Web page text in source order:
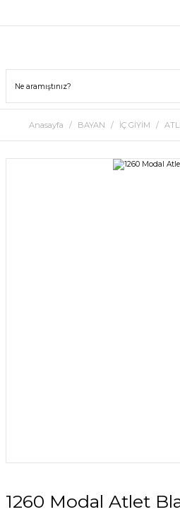
Anasayfa BAYAN İÇ GİYİM
1260 Modal Atlet